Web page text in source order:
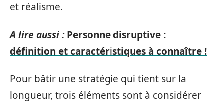
et réalisme.
A lire aussi : Personne disruptive :
définition et caractéristiques à connaître !
Pour bâtir une stratégie qui tient sur la
longueur, trois éléments sont à considérer